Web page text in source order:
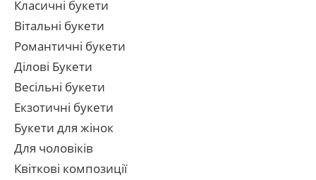
Класичні букети
Вітальні букети
Романтичні букети
Ділові Букети
Весільні букети
Екзотичні букети
Букети для жінок
Для чоловіків
Квіткові композиції